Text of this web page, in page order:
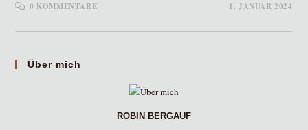
0 KOMMENTARE 1. JANUAR 2024
Über mich
ROBIN BERGAUF